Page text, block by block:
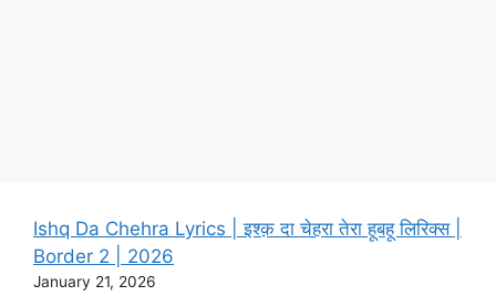
Ishq Da Chehra Lyrics | इश्क़ दा चेहरा तेरा हूबहू लिरिक्स |
Border 2 | 2026
January 21, 2026